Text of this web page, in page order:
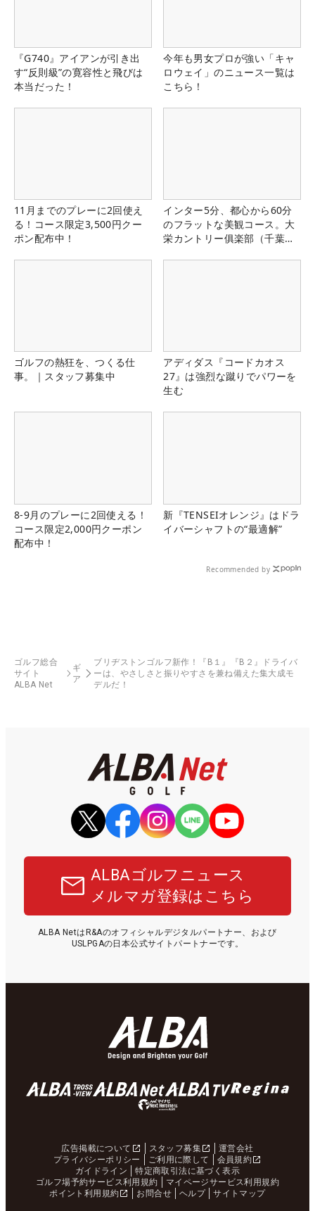
『G740』アイアンが引き出
す“反則級”の寛容性と飛びは
本当だった！
今年も男女プロが強い「キャ
ロウェイ」のニュース一覧は
こちら！
11月までのプレーに2回使え
る！コース限定3,500円クー
ポン配布中！
インター5分、都心から60分
のフラットな美観コース。大
栄カントリー俱楽部（千葉
ゴルフの熱狂を、つくる仕
事。｜スタッフ募集中
アディダス『コードカオス
27』は強烈な蹴りでパワーを
生む
8-9月のプレーに2回使える！
コース限定2,000円クーポン
配布中！
新『TENSEIオレンジ』はドラ
イバーシャフトの“最適解”
Recommended by
ゴルフ総合
サイト
ALBA Net
ギ
ア
ブリヂストンゴルフ新作！『B１』『B２』ドライバ
ーは、やさしさと振りやすさを兼ね備えた集大成モ
デルだ！
ALBAゴルフニュース
メルマガ登録はこちら
ALBA NetはR&Aのオフィシャルデジタルパートナー、および
USLPGAの日本公式サイトパートナーです。
広告掲載について スタッフ募集
運営会社
プライバシーポリシー
ご利用に際して
会員規約
ガイドライン
特定商取引法に基づく表示
ゴルフ場予約サービス利用規約
マイページサービス利用規約
ポイント利用規約
お問合せ ヘルプ サイトマップ